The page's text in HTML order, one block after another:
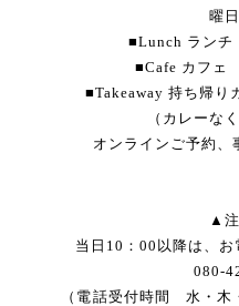
曜
■Lunch ラン
■Cafe カフェ
■Takeaway 持ち帰
（カレーな
オンラインご予約、
▲
当日10：00以降は、お
（電話受付時間 水・